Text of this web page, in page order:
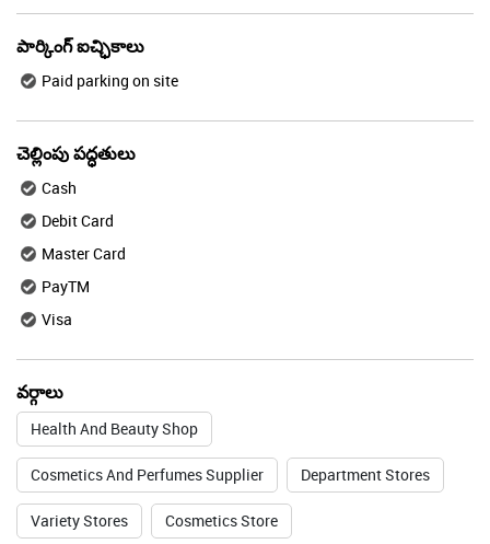
పార్కింగ్ ఐచ్ఛికాలు
Paid parking on site
చెల్లింపు పద్ధతులు
Cash
Debit Card
Master Card
PayTM
Visa
వర్గాలు
Health And Beauty Shop
Cosmetics And Perfumes Supplier Department Stores
Variety Stores Cosmetics Store